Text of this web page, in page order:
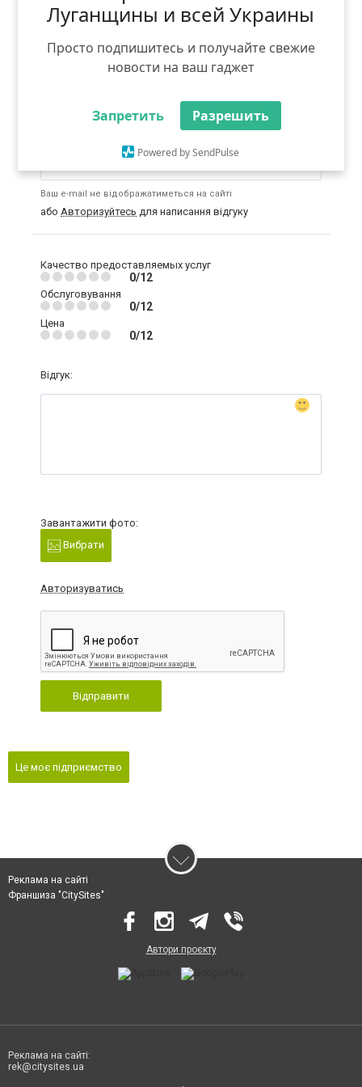
Луганщины и всей Украины
Просто подпишитесь и получайте свежие
новости на ваш гаджет
Запретить Разрешить
Powered by SendPulse
Не дозволяється:використання ненормативної
порівняння з іншими конкуруючими компаніями;
безпідставні заяви, що ображають діяльність
компанії і / або її послуги; розміщення посилань на
Ваш e-mail не відображатиметься на сайті
або Авторизуйтесь для написання відгуку
Качество предоставляемых услуг
0/12
Обслуговування
0/12
Цена
0/12
Відгук:
Завантажити фото:
Вибрати
Авторизуватись
Відправити
Це моє підприємство
Реклама на сайті
Франшиза "CitySites"
Автори проєкту
Реклама на сайті:
rek@citysites.ua